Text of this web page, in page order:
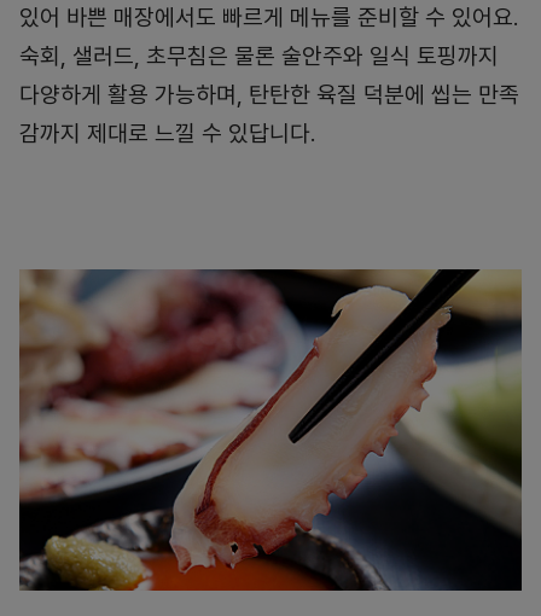
있어 바쁜 매장에서도 빠르게 메뉴를 준비할 수 있어요.
숙회, 샐러드, 초무침은 물론 술안주와 일식 토핑까지
다양하게 활용 가능하며, 탄탄한 육질 덕분에 씹는 만족
감까지 제대로 느낄 수 있답니다.